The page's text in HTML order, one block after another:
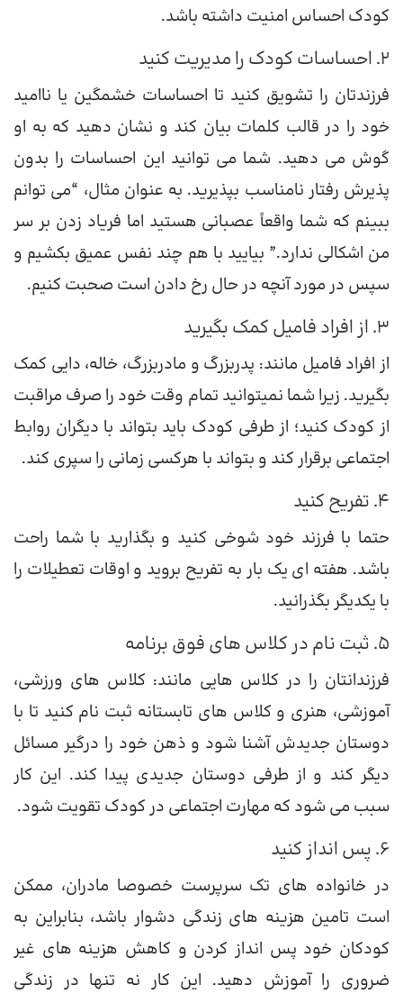
کودک احساس امنیت داشته باشد.
2. احساسات کودک را مدیریت کنید
فرزندتان را تشویق کنید تا احساسات خشمگین یا ناامید
خود را در قالب کلمات بیان کند و نشان دهید که به او
گوش می دهید. شما می توانید این احساسات را بدون
پذیرش رفتار نامناسب بپذیرید. به عنوان مثال، “می توانم
ببینم که شما واقعاً عصبانی هستید اما فریاد زدن بر سر
من اشکالی ندارد.” بیایید با هم چند نفس عمیق بکشیم و
سپس در مورد آنچه در حال رخ دادن است صحبت کنیم.
3. از افراد فامیل کمک بگیرید
از افراد فامیل مانند: پدربزرگ و مادربزرگ، خاله، دایی کمک
بگیرید. زیرا شما نمیتوانید تمام وقت خود را صرف مراقبت
از کودک کنید؛ از طرفی کودک باید بتواند با دیگران روابط
اجتماعی برقرار کند و بتواند با هرکسی زمانی را سپری کند.
4. تفریح کنید
حتما با فرزند خود شوخی کنید و بگذارید با شما راحت
باشد. هفته ای یک بار به تفریح بروید و اوقات تعطیلات را
با یکدیگر بگذرانید.
5. ثبت نام در کلاس های فوق برنامه
فرزندانتان را در کلاس هایی مانند: کلاس های ورزشی،
آموزشی، هنری و کلاس های تابستانه ثبت نام کنید تا با
دوستان جدیدش آشنا شود و ذهن خود را درگیر مسائل
دیگر کند و از طرفی دوستان جدیدی پیدا کند. این کار
سبب می شود که مهارت اجتماعی در کودک تقویت شود.
6. پس انداز کنید
در خانواده های تک سرپرست خصوصا مادران، ممکن
است تامین هزینه های زندگی دشوار باشد، بنابراین به
کودکان خود پس انداز کردن و کاهش هزینه های غیر
ضروری را آموزش دهید. این کار نه تنها در زندگی